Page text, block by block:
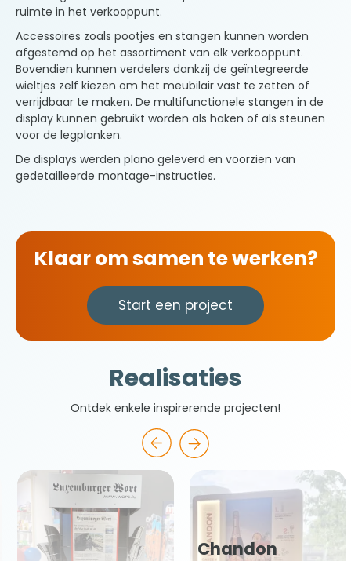
ruimte in het verkooppunt.
Accessoires zoals pootjes en stangen kunnen worden
afgestemd op het assortiment van elk verkooppunt.
Bovendien kunnen verdelers dankzij de geïntegreerde
wieltjes zelf kiezen om het meubilair vast te zetten of
verrijdbaar te maken. De multifunctionele stangen in de
display kunnen gebruikt worden als haken of als steunen
voor de legplanken.
De displays werden plano geleverd en voorzien van
gedetailleerde montage-instructies.
Klaar om samen te werken?
Start een project
Realisaties
Ontdek enkele inspirerende projecten!
Chandon